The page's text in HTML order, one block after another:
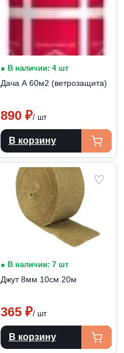
● В наличии: 4 шт
Дача А 60м2 (ветрозащита)
890 ₽/ шт
В корзину
♡
● В наличии: 7 шт
Джут 8мм 10см 20м
365 ₽/ шт
В корзину